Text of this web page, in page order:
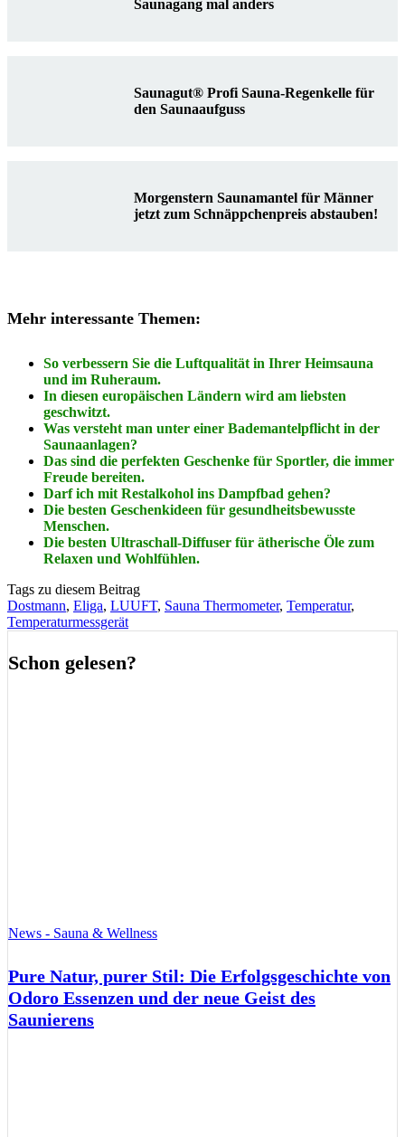
Saunagang mal anders
Saunagut® Profi Sauna-Regenkelle für
den Saunaaufguss
Morgenstern Saunamantel für Männer
jetzt zum Schnäppchenpreis abstauben!
Mehr interessante Themen:
So verbessern Sie die Luftqualität in Ihrer Heimsauna
und im Ruheraum.
In diesen europäischen Ländern wird am liebsten
geschwitzt.
Was versteht man unter einer Bademantelpflicht in der
Saunaanlagen?
Das sind die perfekten Geschenke für Sportler, die immer
Freude bereiten.
Darf ich mit Restalkohol ins Dampfbad gehen?
Die besten Geschenkideen für gesundheitsbewusste
Menschen.
Die besten Ultraschall-Diffuser für ätherische Öle zum
Relaxen und Wohlfühlen.
Tags zu diesem Beitrag
Dostmann, Eliga, LUUFT, Sauna Thermometer, Temperatur,
Temperaturmessgerät
Schon gelesen?
News - Sauna & Wellness
Pure Natur, purer Stil: Die Erfolgsgeschichte von
Odoro Essenzen und der neue Geist des
Saunierens